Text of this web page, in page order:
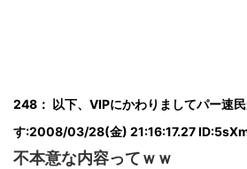
248： 以下、VIPにかわりましてパー速
す:2008/03/28(金) 21:16:17.27
不本意な内容ってｗｗ